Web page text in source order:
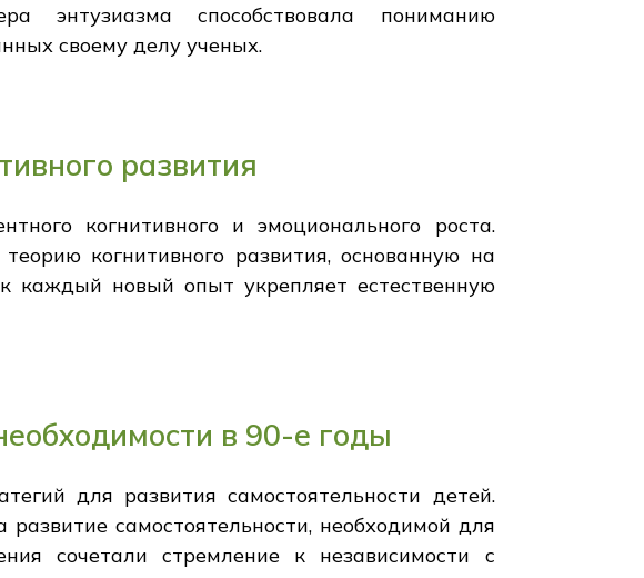
энтузиазма способствовала пониманию
своему делу ученых.
развития
когнитивного и эмоционального роста.
когнитивного развития, основанную на
каждый новый опыт укрепляет естественную
в 90-е годы
для развития самостоятельности детей.
самостоятельности, необходимой для
сочетали стремление к независимости с